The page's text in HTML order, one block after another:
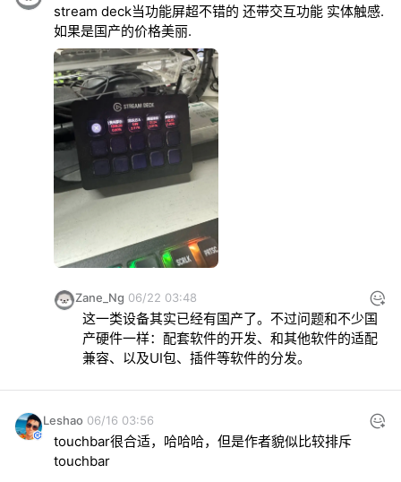
stream deck当功能屏超不错的 还带交互功能 实体触感.
如果是国产的价格美丽.
Zane_Ng 06/22 03:48
这一类设备其实已经有国产了。不过问题和不少国
产硬件一样：配套软件的开发、和其他软件的适配
兼容、以及UI包、插件等软件的分发。
Leshao 06/16 03:56
touchbar很合适，哈哈哈，但是作者貌似比较排斥
touchbar